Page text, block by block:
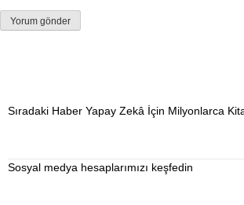
Sıradaki Haber Yapay Zekâ İçin Milyonlarca
Sosyal medya hesaplarımızı keşfedin